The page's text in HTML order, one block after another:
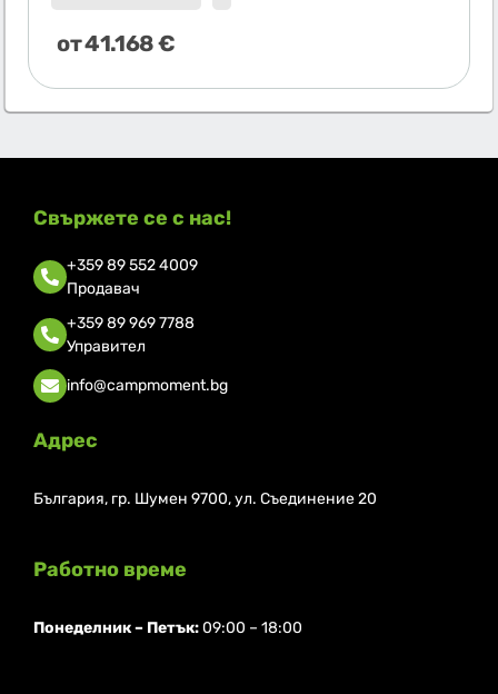
от41.168€
Свържете се с нас!
+359 89 552 4009
Продавач
+359 89 969 7788
Управител
info@campmoment.bg
Адрес
България, гр. Шумен 9700, ул. Съединение 20
Работно време
Понеделник ⁠– Петък:09:00 – 18:00